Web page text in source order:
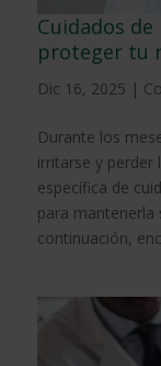
Cuidados
proteger tu
Dic 16, 2025 |
Durante los
irritarse y perder
específica de
para mantenerla
continuación,